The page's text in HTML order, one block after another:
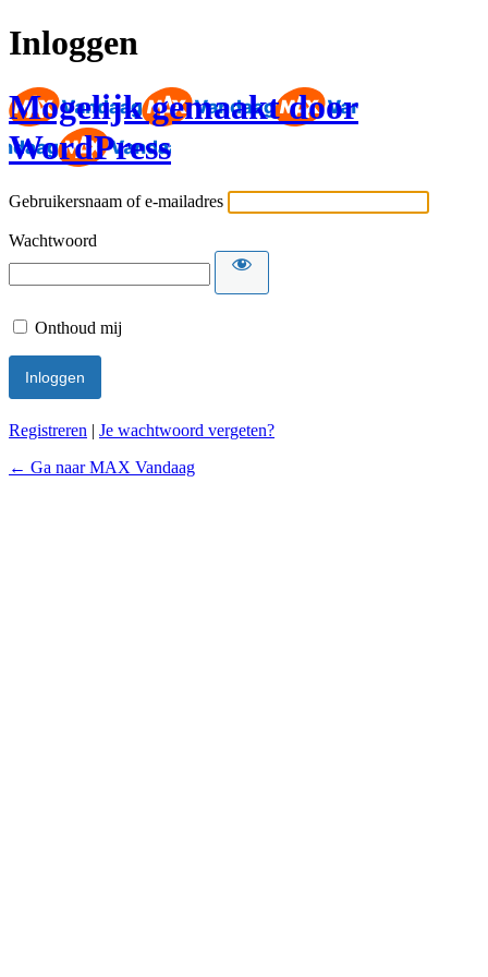
Inloggen
Mogelijk gemaakt door
WordPress
Gebruikersnaam of e-mailadres
Wachtwoord
Onthoud mij
Registreren | Je wachtwoord vergeten?
← Ga naar MAX Vandaag